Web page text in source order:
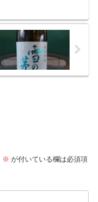
※ が付いている欄は必須項